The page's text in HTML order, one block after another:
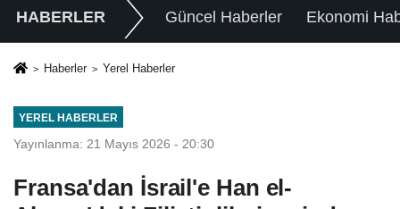
HABERLER Güncel Haberler Ekonomi
Haberler Yerel Haberler
YEREL HABERLER
Yayınlanma: 21 Mayıs 2026 - 20:30
Fransa'dan İsrail'e Han el-